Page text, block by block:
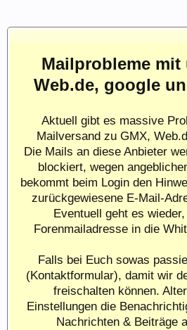
Mailprobleme mit
Web.de, google
Aktuell gibt es massive
Mailversand zu GMX,
Die Mails an diese Anbieter
blockiert, wegen
bekommt beim Login den
zurückgewiesene E-Mail-
Eventuell geht es
Forenmailadresse in die
Falls bei Euch sowas
(Kontaktformular), damit wir
freischalten können.
Einstellungen die
Nachrichten & Beiträge